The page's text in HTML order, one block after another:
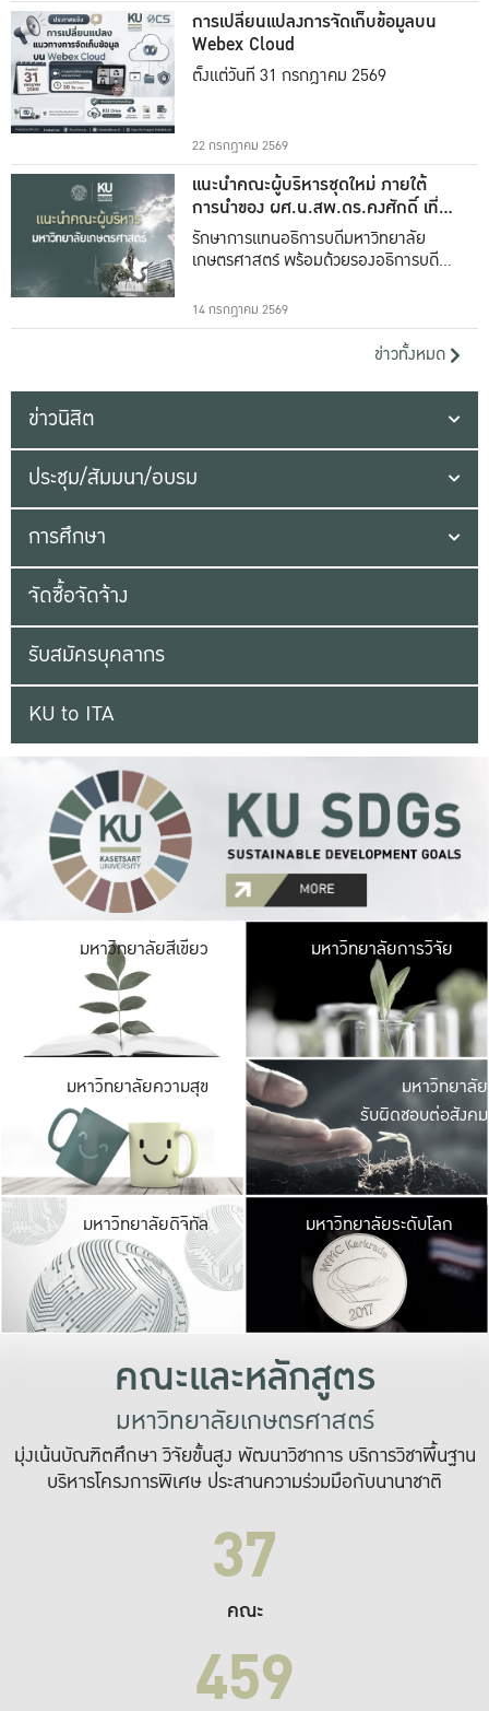
การเปลี่ยนแปลงการจัดเก็บข้อมูลบน
Webex Cloud
ตั้งแต่วันที่ 31 กรกฎาคม 2569
22 กรกฎาคม 2569
แนะนำคณะผู้บริหารชุดใหม่ ภายใต้
การนำของ ผศ.น.สพ.ดร.คงศักดิ์ เที่ยง
ธรรม
รักษาการแทนอธิการบดีมหาวิทยาลัย
เกษตรศาสตร์ พร้อมด้วยรองอธิการบดีทั้ง
14 กรกฎาคม 2569
ข่าวทั้งหมด
ข่าวนิสิต
ประชุม/สัมมนา/อบรม
การศึกษา
จัดซื้อจัดจ้าง
รับสมัครบุคลากร
KU to ITA
มหาวิทยาลัยสีเขียว มหาวิ
มีพื้นที่เขียวสดใส
เป็นป่าในเมือง เกษต
มหาวิทยาลัยการวิจัย
มหาวิทยาลัยความสุข มหาวิ
ค
เปิดประ
และพบเรื่องราวใ
มหาวิทยาลัย
รับผิดชอบต่อสังคม
มหาวิทยาลัยดิจิทัล มหาวิ
เปลี่ยนแปลง แล
เพื่อทำง
ระบบสารสนเทศ
มหาวิทยาลัยระดับโลก
คณะและหลักสูตร
มหาวิทยาลัยเกษตรศาสตร์
มุ่งเน้นบัณฑิตศึกษา วิจัยขั้นสูง พัฒนาวิชาการ บริการวิชาพื้นฐาน
บริหารโครงการพิเศษ ประสานความร่วมมือกับนานาชาติ
37
คณะ
459